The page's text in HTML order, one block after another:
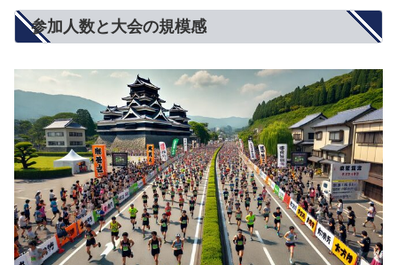
参加人数と大会の規模感